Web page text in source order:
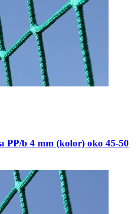
PP/b 4 mm (kolor) oko 45-50